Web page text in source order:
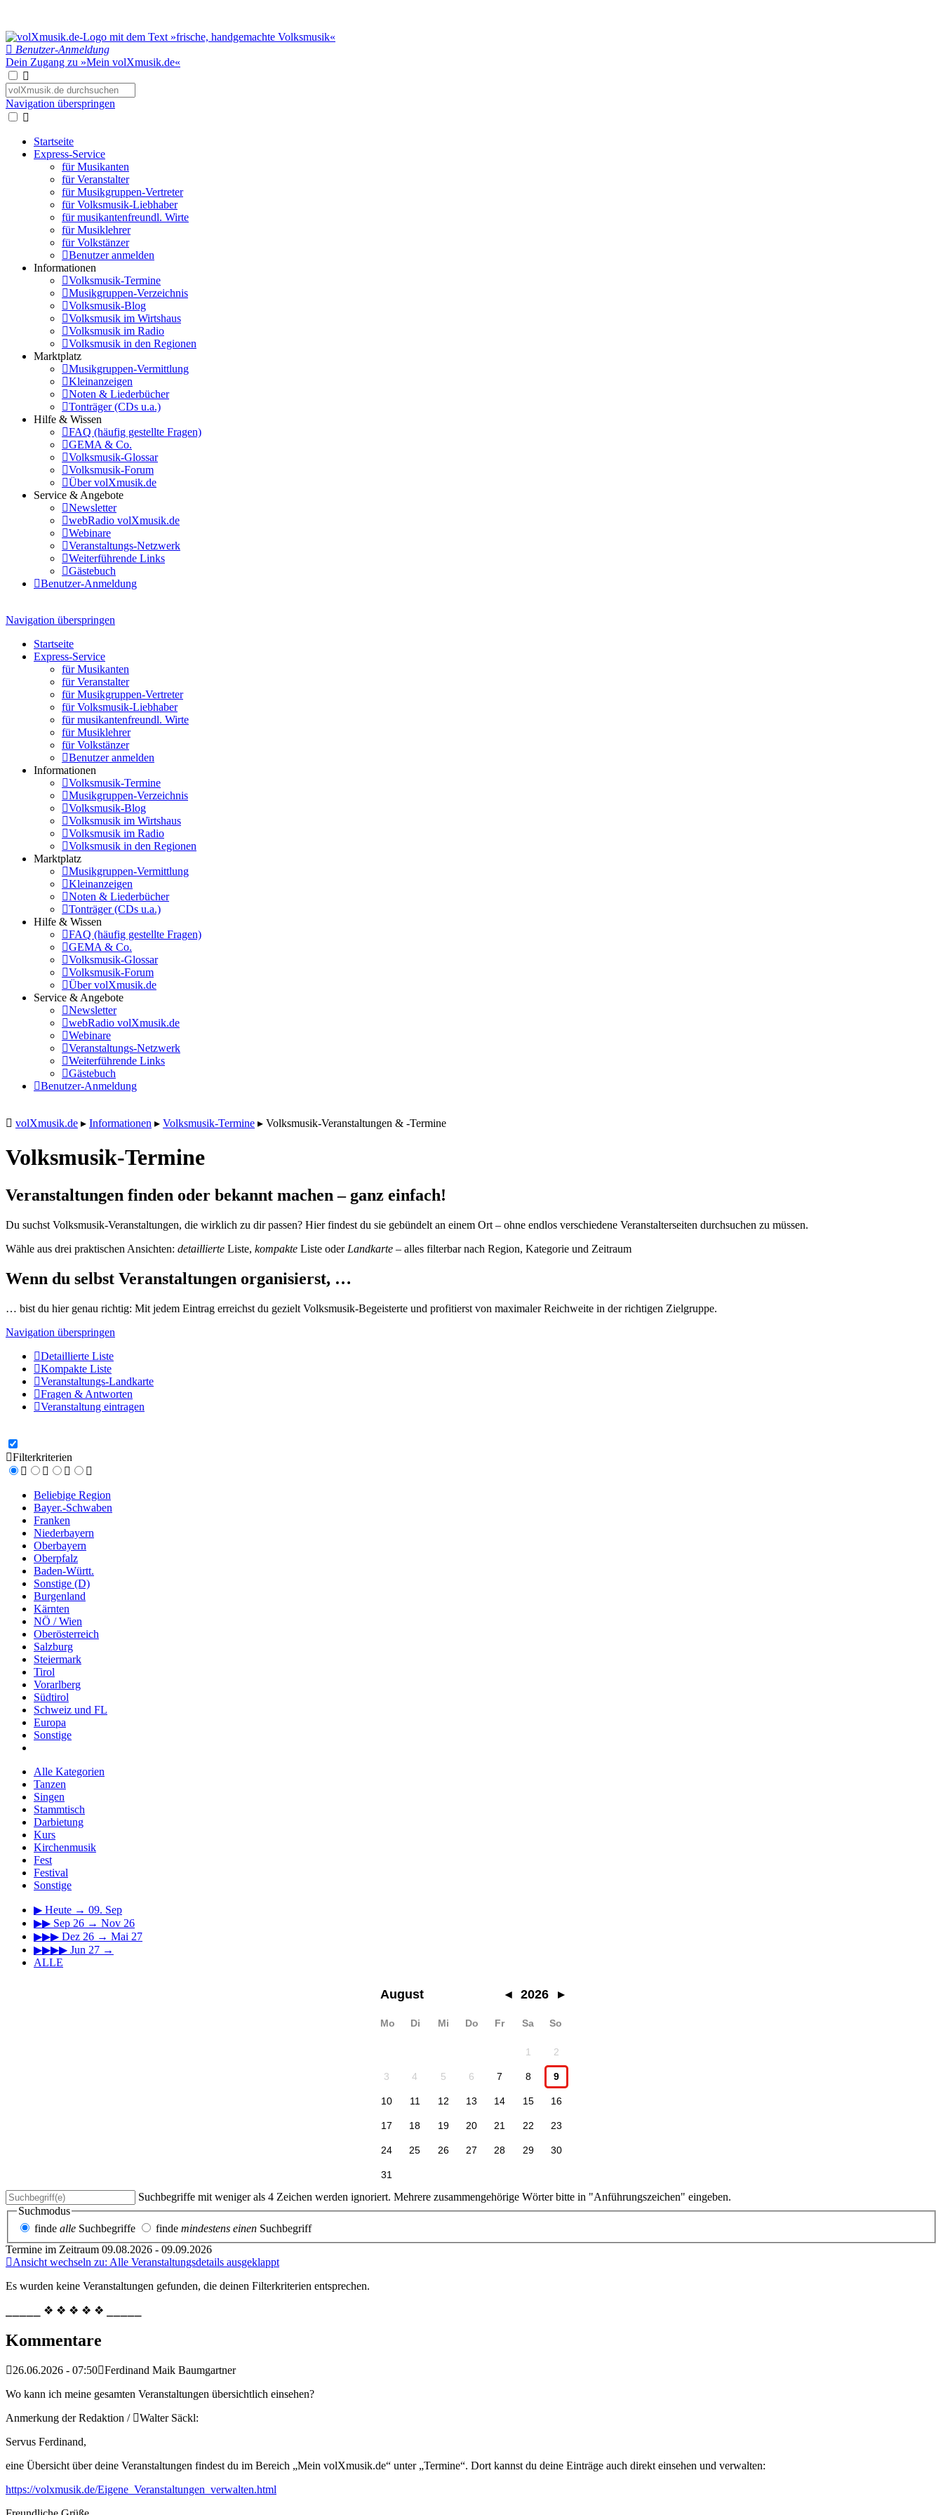
Benutzer-Anmeldung
Dein Zugang zu »Mein volXmusik.de«
Navigation überspringen
Startseite
Express-Service
für Musikanten
für Veranstalter
für Musikgruppen-Vertreter
für Volksmusik-Liebhaber
für musikantenfreundl. Wirte
für Musiklehrer
für Volkstänzer
Benutzer anmelden
Informationen
Volksmusik-Termine
Musikgruppen-Verzeichnis
Volksmusik-Blog
Volksmusik im Wirtshaus
Volksmusik im Radio
Volksmusik in den Regionen
Marktplatz
Musikgruppen-Vermittlung
Kleinanzeigen
Noten & Liederbücher
Tonträger (CDs u.a.)
Hilfe & Wissen
FAQ (häufig gestellte Fragen)
GEMA & Co.
Volksmusik-Glossar
Volksmusik-Forum
Über volXmusik.de
Service & Angebote
Newsletter
webRadio volXmusik.de
Webinare
Veranstaltungs-Netzwerk
Weiterführende Links
Gästebuch
Benutzer-Anmeldung
Navigation überspringen
Startseite
Express-Service
für Musikanten
für Veranstalter
für Musikgruppen-Vertreter
für Volksmusik-Liebhaber
für musikantenfreundl. Wirte
für Musiklehrer
für Volkstänzer
Benutzer anmelden
Informationen
Volksmusik-Termine
Musikgruppen-Verzeichnis
Volksmusik-Blog
Volksmusik im Wirtshaus
Volksmusik im Radio
Volksmusik in den Regionen
Marktplatz
Musikgruppen-Vermittlung
Kleinanzeigen
Noten & Liederbücher
Tonträger (CDs u.a.)
Hilfe & Wissen
FAQ (häufig gestellte Fragen)
GEMA & Co.
Volksmusik-Glossar
Volksmusik-Forum
Über volXmusik.de
Service & Angebote
Newsletter
webRadio volXmusik.de
Webinare
Veranstaltungs-Netzwerk
Weiterführende Links
Gästebuch
Benutzer-Anmeldung
volXmusik.de ▸ Informationen ▸ Volksmusik-Termine ▸ Volksmusik-Veranstaltungen & -Termine
Volksmusik-Termine
Veranstaltungen finden oder bekannt machen – ganz einfach!
Du suchst Volksmusik-Veranstaltungen, die wirklich zu dir passen? Hier findest du sie gebündelt an einem Ort – ohne endlos verschiedene Veranstalterseiten durchsuchen zu müssen.
Wähle aus drei praktischen Ansichten: detaillierte Liste, kompakte Liste oder Landkarte – alles filterbar nach Region, Kategorie und Zeitraum
Wenn du selbst Veranstaltungen organisierst, …
… bist du hier genau richtig: Mit jedem Eintrag erreichst du gezielt Volksmusik-Begeisterte und profitierst von maximaler Reichweite in der richtigen Zielgruppe.
Navigation überspringen
Detaillierte Liste
Kompakte Liste
Veranstaltungs-Landkarte
Fragen & Antworten
Veranstaltung eintragen
Filterkriterien
Beliebige Region
Bayer.-Schwaben
Franken
Niederbayern
Oberbayern
Oberpfalz
Baden-Württ.
Sonstige (D)
Burgenland
Kärnten
NÖ / Wien
Oberösterreich
Salzburg
Steiermark
Tirol
Vorarlberg
Südtirol
Schweiz und FL
Europa
Sonstige
Alle Kategorien
Tanzen
Singen
Stammtisch
Darbietung
Kurs
Kirchenmusik
Fest
Festival
Sonstige
▶ Heute → 09. Sep
▶▶ Sep 26 → Nov 26
▶▶▶ Dez 26 → Mai 27
▶▶▶▶ Jun 27 →
ALLE
August ◂ 2026 ▸
Mo Di Mi Do Fr Sa So
1 2
3 4 5 6 7 8 9
10 11 12 13 14 15 16
17 18 19 20 21 22 23
24 25 26 27 28 29 30
31
Suchbegriffe mit weniger als 4 Zeichen werden ignoriert. Mehrere zusammengehörige Wörter bitte in "Anführungszeichen" eingeben.
Suchmodus
finde alle Suchbegriffe finde mindestens einen Suchbegriff
Termine im Zeitraum 09.08.2026 - 09.09.2026
Ansicht wechseln zu: Alle Veranstaltungsdetails ausgeklappt
Es wurden keine Veranstaltungen gefunden, die deinen Filterkriterien entsprechen.
⎯⎯⎯⎯⎯ ❖ ❖ ❖ ❖ ❖ ⎯⎯⎯⎯⎯
Kommentare
26.06.2026 - 07:50 Ferdinand Maik Baumgartner
Wo kann ich meine gesamten Veranstaltungen übersichtlich einsehen?
Anmerkung der Redaktion /
Walter Säckl:
Servus Ferdinand,
eine Übersicht über deine Veranstaltungen findest du im Bereich „Mein volXmusik.de“ unter „Termine“. Dort kannst du deine Einträge auch direkt einsehen und verwalten:
https://volxmusik.de/Eigene_Veranstaltungen_verwalten.html